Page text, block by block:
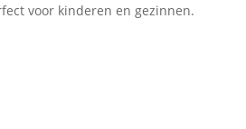
voor kinderen en gezinnen.